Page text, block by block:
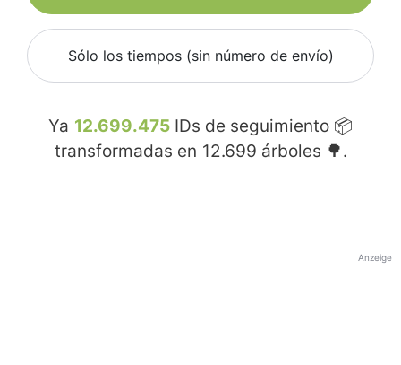
Sólo los tiempos (sin número de envío)
Ya 12.699.475 IDs de seguimiento 📦
transformadas en 12.699 árboles 🌳.
Anzeige